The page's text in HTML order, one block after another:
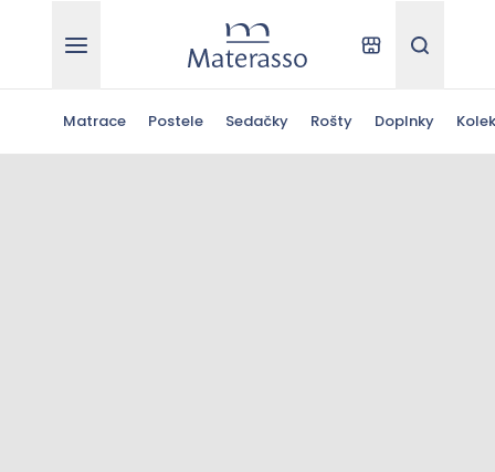
Materasso Kde kúpiťHľadať
Matrace Postele Sedačky Rošty Doplnky